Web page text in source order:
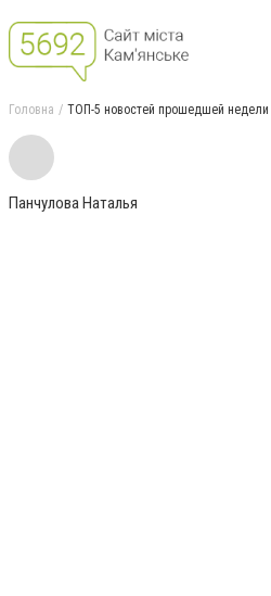
Головна ТОП-5 новостей прошедшей
Панчулова Наталья